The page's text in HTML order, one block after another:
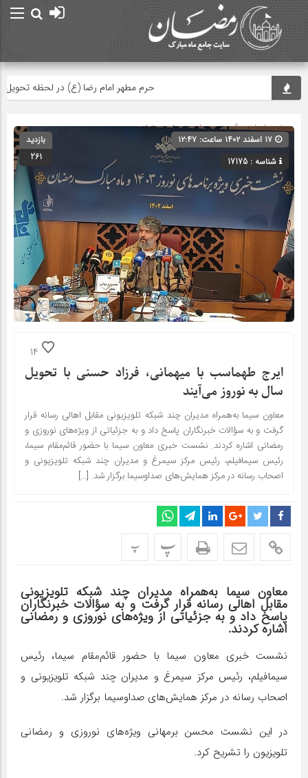
حرم مطهر امام رضا (ع) در لحظه تحویل سال
صفحه اصلی» گروه »صدا و سیما و رمضان
شناسه : 17175
بازدید
261
14
ایرج طهماسب با میهمانی، فرزاد حسنی با تحویل
سال به نوروز می‌آیند
معاون سیما به‌همراه مدیران چند شبکه تلویزیونی مقابل اهالی رسانه قرار
گرفت و به سؤالات خبرنگاران پاسخ داد و به جزئیاتی از ویژه‌های نوروزی و
رمضانی اشاره کردند. نشست خبری معاون سیما با حضور قائم‌مقام سیما،
رئیس سیمافیلم، رئیس مرکز سیمرغ و مدیران چند شبکه تلویزیونی و
اصحاب رسانه در مرکز همایش‌های صداوسیما برگزار شد. […]
پ پ
معاون سیما به‌همراه مدیران چند شبکه تلویزیونی
مقابل اهالی رسانه قرار گرفت و به سؤالات خبرنگاران
پاسخ داد و به جزئیاتی از ویژه‌های نوروزی و رمضانی
اشاره کردند.
نشست خبری معاون سیما با حضور قائم‌مقام سیما، رئیس
سیمافیلم، رئیس مرکز سیمرغ و مدیران چند شبکه تلویزیونی و
اصحاب رسانه در مرکز همایش‌های صداوسیما برگزار شد.
در این نشست محسن برمهانی ویژه‌های نوروزی و رمضانی
تلویزیون را تشریح کرد.